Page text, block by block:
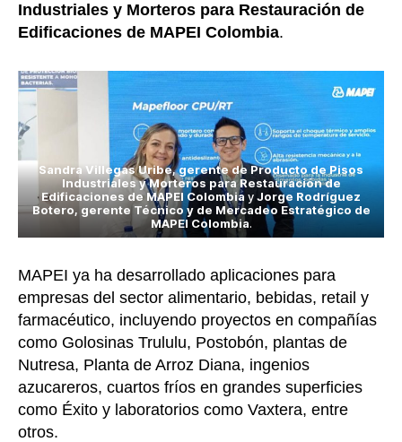
Industriales y Morteros para Restauración de
Edificaciones de MAPEI Colombia.
Sandra Villegas Uribe, gerente de Producto de Pisos
Industriales y Morteros para Restauración de
Edificaciones de MAPEI Colombia yJorge Rodríguez
Botero, gerente Técnico y de Mercadeo Estratégico de
MAPEI Colombia.
MAPEI ya ha desarrollado aplicaciones para
empresas del sector alimentario, bebidas, retail y
farmacéutico, incluyendo proyectos en compañías
como Golosinas Trululu, Postobón, plantas de
Nutresa, Planta de Arroz Diana, ingenios
azucareros, cuartos fríos en grandes superficies
como Éxito y laboratorios como Vaxtera, entre
otros.